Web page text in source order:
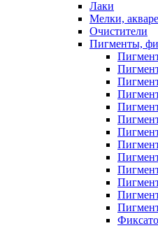
Лаки
Мелки,
Очистители
Пигменты,